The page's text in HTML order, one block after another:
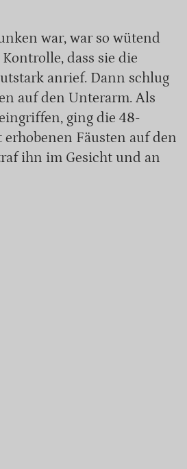
war, war so wütend
dass sie die
anrief. Dann schlug
auf den Unterarm. Als
ging die 48-
erhobenen Fäusten auf den
ihn im Gesicht und an